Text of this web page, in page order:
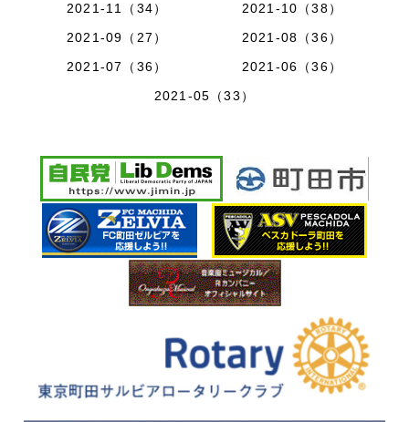
2021-11（34）
2021-10（38）
2021-09（27）
2021-08（36）
2021-07（36）
2021-06（36）
2021-05（33）